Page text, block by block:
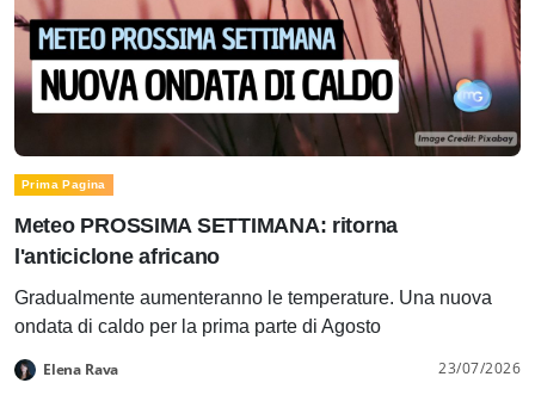
Prima Pagina
Meteo PROSSIMA SETTIMANA: ritorna
l'anticiclone africano
Gradualmente aumenteranno le temperature. Una nuova
ondata di caldo per la prima parte di Agosto
Elena Rava 23/07/2026